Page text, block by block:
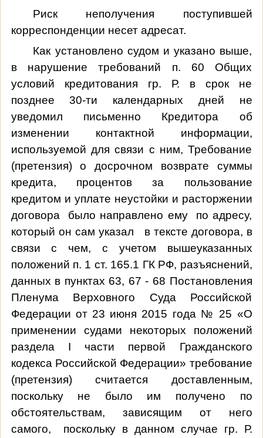
Риск неполучения поступившей
корреспонденции несет адресат.
Как установлено судом и указано выше,
в нарушение требований п. 60 Общих
условий кредитования гр. Р. в срок не
позднее 30-ти календарных дней не
уведомил письменно Кредитора об
изменении контактной информации,
используемой для связи с ним, Требование
(претензия) о досрочном возврате суммы
кредита, процентов за пользование
кредитом и уплате неустойки и расторжении
договора было направлено ему по адресу,
который он сам указал в тексте договора, в
связи с чем, с учетом вышеуказанных
положений п. 1 ст. 165.1 ГК РФ, разъяснений,
данных в пунктах 63, 67 - 68 Постановления
Пленума Верховного Суда Российской
Федерации от 23 июня 2015 года № 25 «О
применении судами некоторых положений
раздела I части первой Гражданского
кодекса Российской Федерации» требование
(претензия) считается доставленным,
поскольку не было им получено по
обстоятельствам, зависящим от него
самого, поскольку в данном случае гр. Р.